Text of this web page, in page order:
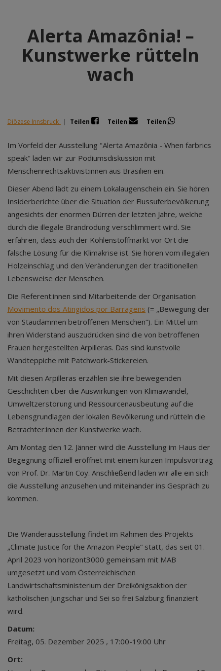
Alerta Amazônia! –
Kunstwerke rütteln
wach
Diözese Innsbruck | Teilen Teilen Teilen
Im Vorfeld der Ausstellung "Alerta Amazônia - When farbrics
speak" laden wir zur Podiumsdiskussion mit
Menschenrechtsaktivist:innen aus Brasilien ein.
Dieser Abend lädt zu einem Lokalaugenschein ein. Sie hören
Insiderberichte über die Situation der Flussuferbevölkerung
angesichts der enormen Dürren der letzten Jahre, welche
durch die illegale Brandrodung verschlimmert wird. Sie
erfahren, dass auch der Kohlenstoffmarkt vor Ort die
falsche Lösung für die Klimakrise ist. Sie hören vom illegalen
Holzeinschlag und den Veränderungen der traditionellen
Lebensweise der Menschen.
Die Referent:innen sind Mitarbeitende der Organisation
Movimento dos Atingidos por Barragens (= „Bewegung der
von Staudämmen betroffenen Menschen“). Ein Mittel um
ihren Widerstand auszudrücken sind die von betroffenen
Frauen hergestellten Arpilleras. Das sind kunstvolle
Wandteppiche mit Patchwork-Stickereien.
Mit diesen Arpilleras erzählen sie ihre bewegenden
Geschichten über die Auswirkungen von Klimawandel,
Umweltzerstörung und Ressourcenausbeutung auf die
Lebensgrundlagen der lokalen Bevölkerung und rütteln die
Betrachter:innen der Kunstwerke wach.
Am Montag den 12. Jänner wird die Ausstellung im Haus der
Begegnung offiziell eröffnet mit einem kurzen Impulsvortrag
von Prof. Dr. Martin Coy. Anschließend laden wir alle ein sich
die Ausstellung anzusehen und miteinander ins Gespräch zu
kommen.
Die Wanderausstellung findet im Rahmen des Projekts
„Climate Justice for the Amazon People“ statt, das seit 01.
April 2023 von horizont3000 gemeinsam mit MAB
umgesetzt und vom Österreichischen
Landwirtschaftsministerium der Dreikönigsaktion der
katholischen Jungschar und Sei so frei Salzburg finanziert
wird.
Datum:
Freitag, 05. Dezember 2025 , 17:00-19:00 Uhr
Ort: